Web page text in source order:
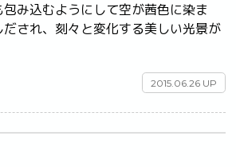
み込むようにして空が茜色に染ま
だされ、刻々と変化する美しい光景が
2015.06.26 UP